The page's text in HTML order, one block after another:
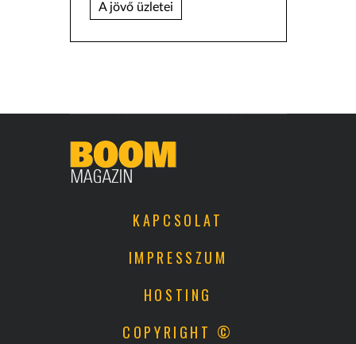
A jövő üzletei
KAPCSOLAT
IMPRESSZUM
HOSTING
COPYRIGHT ©